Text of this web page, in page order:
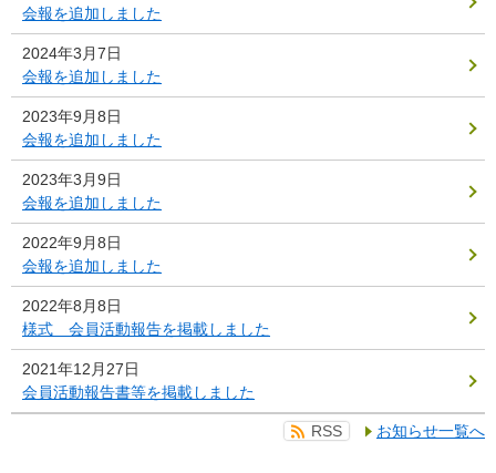
会報を追加しました
2024年3月7日
会報を追加しました
2023年9月8日
会報を追加しました
2023年3月9日
会報を追加しました
2022年9月8日
会報を追加しました
2022年8月8日
様式 会員活動報告を掲載しました
2021年12月27日
会員活動報告書等を掲載しました
RSS お知らせ一覧へ